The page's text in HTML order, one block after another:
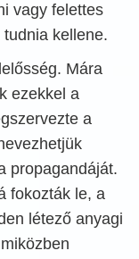
vagy felettes
kellene.
Mára
ezekkel a
a
propagandáját.
fokozták le, a
létező anyagi